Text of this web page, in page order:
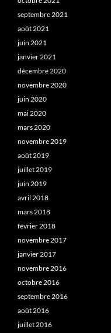
septembre 2021
août 2021
juin 2021
janvier 2021
décembre 2020
novembre 2020
juin 2020
mai 2020
mars 2020
novembre 2019
août 2019
juillet 2019
juin 2019
avril 2018
mars 2018
février 2018
novembre 2017
janvier 2017
novembre 2016
octobre 2016
septembre 2016
août 2016
juillet 2016